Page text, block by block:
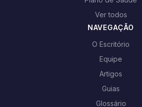
Ver todos
NAVEGAÇÃO
O Escritório
Equipe
Artigos
Guias
Glossário